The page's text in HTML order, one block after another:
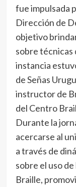
fue impulsada
Dirección de
objetivo
sobre técnicas
instancia
de Señas
instructor de
del Centro
Durante la
acercarse al
a través de
sobre el uso
Braille,